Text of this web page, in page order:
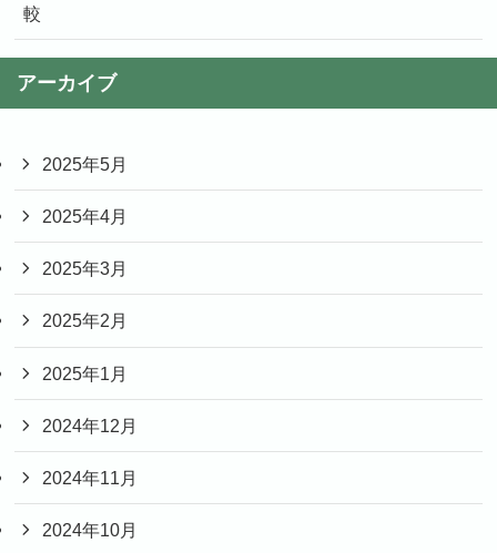
較
アーカイブ
2025年5月
2025年4月
2025年3月
2025年2月
2025年1月
2024年12月
2024年11月
2024年10月